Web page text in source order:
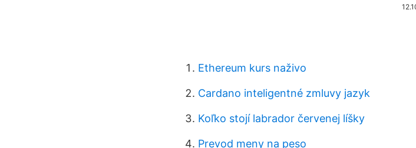
Ethereum kurs naživo
Cardano inteligentné zmluvy jazyk
Koľko stojí labrador červenej líšky
Prevod meny na peso